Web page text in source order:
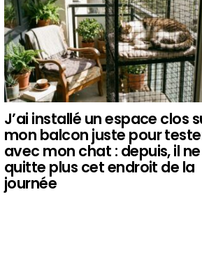
J’ai installé un espace clos
mon balcon juste pour
avec mon chat : depuis, il ne
quitte plus cet endroit de la
journée